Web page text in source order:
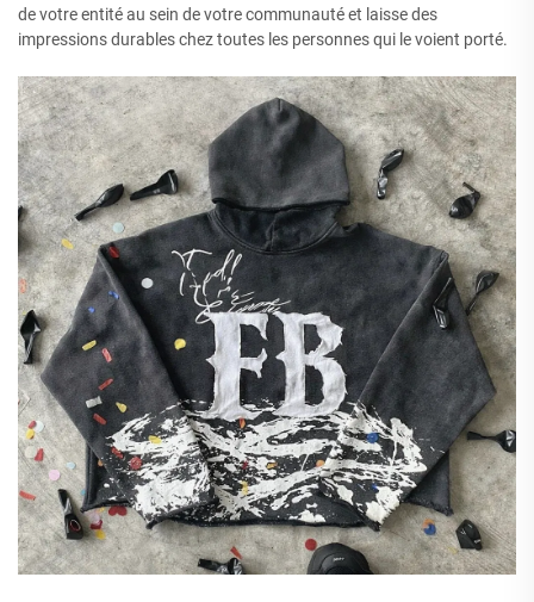
de votre entité au sein de votre communauté et laisse des
impressions durables chez toutes les personnes qui le voient porté.